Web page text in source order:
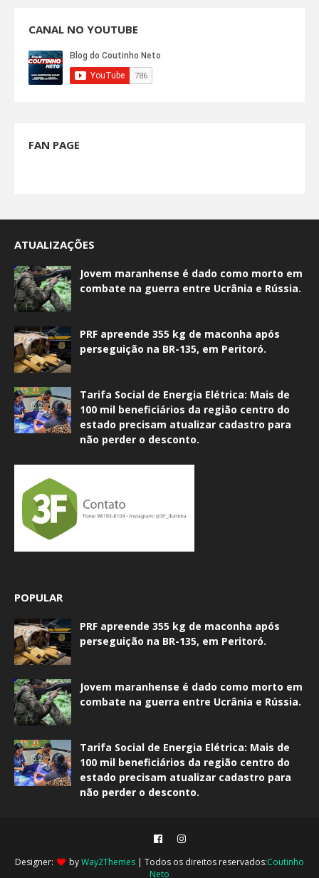
CANAL NO YOUTUBE
FAN PAGE
ATUALIZAÇÕES
Jovem maranhense é dado como morto em
combate na guerra entre Ucrânia e Rússia.
PRF apreende 355 kg de maconha após
perseguição na BR-135, em Peritoró.
Tarifa Social de Energia Elétrica: Mais de
100 mil beneficiários da região centro do
estado precisam atualizar cadastro para
não perder o desconto.
POPULAR
PRF apreende 355 kg de maconha após
perseguição na BR-135, em Peritoró.
Jovem maranhense é dado como morto em
combate na guerra entre Ucrânia e Rússia.
Tarifa Social de Energia Elétrica: Mais de
100 mil beneficiários da região centro do
estado precisam atualizar cadastro para
não perder o desconto.
Designer: byWay2Themes | Todos os direitos reservados:Coutinho
Neto